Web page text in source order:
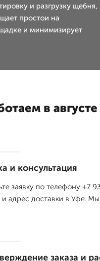
и разгрузку щебня,
простои на
и минимизирует
в августе
и консультация
заявку по телефону +7
адрес доставки в Уфе.
заказа и